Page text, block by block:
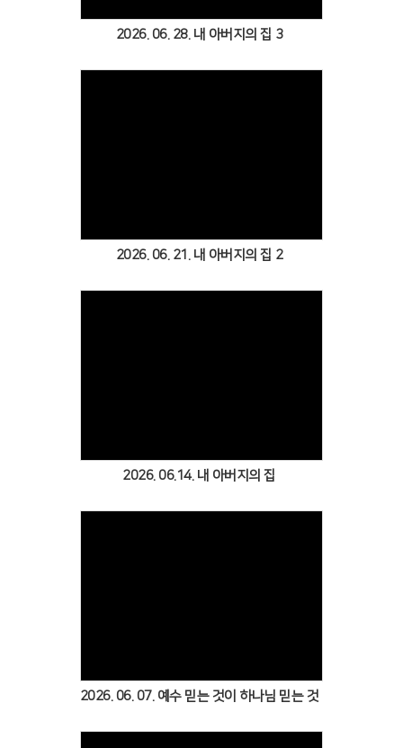
2026. 06. 28. 내 아버지의 집 3
2026. 06. 21. 내 아버지의 집 2
2026. 06.14. 내 아버지의 집
2026. 06. 07. 예수 믿는 것이 하나님 믿는 것